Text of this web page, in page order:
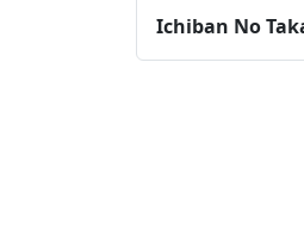
Ichiban No